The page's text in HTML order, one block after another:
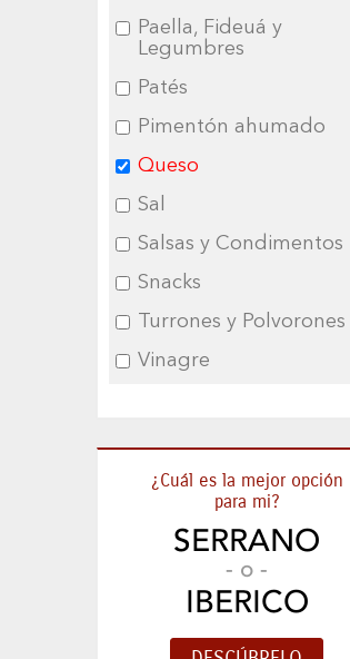
Paella, Fideuá y
Legumbres
Patés
Pimentón ahumado
Queso
Sal
Salsas y Condimentos
Snacks
Turrones y Polvorones
Vinagre
¿Cuál es la mejor opción
para mi?
SERRANO
- o -
IBERICO